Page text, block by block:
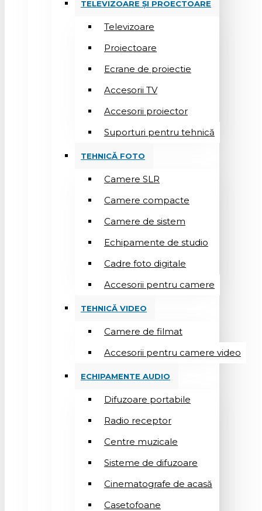
TELEVIZOARE ȘI PROECTOARE
Televizoare
Proiectoare
Ecrane de proiectie
Accesorii TV
Accesorii proiector
Suporturi pentru tehnică
TEHNICĂ FOTO
Camere SLR
Camere compacte
Camere de sistem
Echipamente de studio
Cadre foto digitale
Accesorii pentru camere
TEHNICĂ VIDEO
Camere de filmat
Accesorii pentru camere video
ECHIPAMENTE AUDIO
Difuzoare portabile
Radio receptor
Centre muzicale
Sisteme de difuzoare
Cinematografe de acasă
Casetofoane